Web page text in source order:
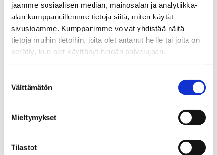
jaamme sosiaalisen median, mainosalan ja analytiikka-
alan kumppaneillemme tietoja siitä, miten käytät
sivustoamme. Kumppanimme voivat yhdistää näitä
tietoja muihin tietoihin, joita olet antanut heille tai joita on
kerätty, kun olet käyttänyt heidän palvelujaan.
valinta
Välttämätön
Mieltymykset
Tilastot
Kansainvälistä
tutkimus- ja
yrityskokemusta
Ennen nimitystään Vaasan yliopistoon
RoboAI-tutkimuskeskuksessa Satakunnan
tutkimushankkeita, hankkinut merkittävää